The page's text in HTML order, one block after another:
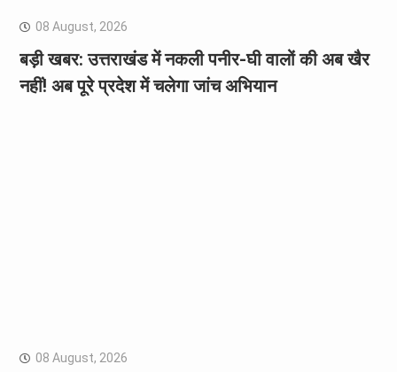
08 August, 2026
बड़ी खबर: उत्तराखंड में नकली पनीर-घी वालों की अब खैर
नहीं! अब पूरे प्रदेश में चलेगा जांच अभियान
08 August, 2026